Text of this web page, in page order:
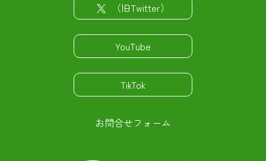
（旧Twitter）
YouTube
TikTok
お問合せフォーム